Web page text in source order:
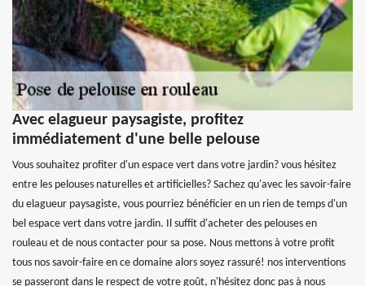
Avec elagueur paysagiste, profitez
immédiatement d'une belle pelouse
Vous souhaitez profiter d'un espace vert dans votre jardin? vous hésitez
entre les pelouses naturelles et artificielles? Sachez qu'avec les savoir-faire
du elagueur paysagiste, vous pourriez bénéficier en un rien de temps d'un
bel espace vert dans votre jardin. Il suffit d'acheter des pelouses en
rouleau et de nous contacter pour sa pose. Nous mettons à votre profit
tous nos savoir-faire en ce domaine alors soyez rassuré! nos interventions
se passeront dans le respect de votre goût, n'hésitez donc pas à nous